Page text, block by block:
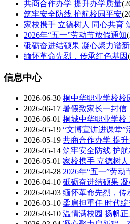
共商合作办学 提升办学质量
筑牢安全防线 护航校园平安
家校携手 立德树人 同心共育
2026年“五一”劳动节放假通知
砥砺奋进结硕果 凝心聚力谱
缅怀革命先烈，传承红色基因
信息中心
2026-06-30 桐中华职业学校校
2026-06-17 暑假致家长一封信
2026-06-01 桐城中华职业学校
2026-05-19 “文博宣讲进课堂”
2026-05-19 共商合作办学 提
2026-05-14 筑牢安全防线 护
2026-05-01 家校携手 立德树
2026-04-28 2026年“五一”劳动
2026-04-10 砥砺奋进结硕果
2026-04-03 缅怀革命先烈，传
2026-03-10 柔肩担重任 时代
2026-03-10 温情满校园 扬帆